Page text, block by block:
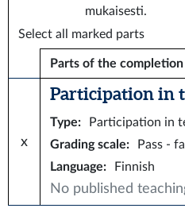
mukaisesti.
Select all marked parts
Parts of the
x
Participation in
Type:
Participation in
Grading scale:
Pass -
Language: Finnish
No published